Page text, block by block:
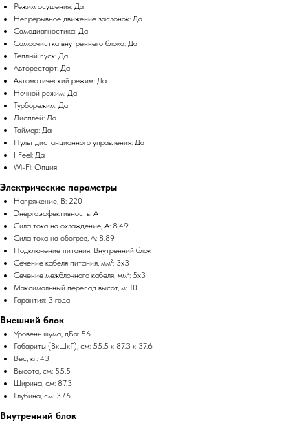
Режим осушения: Да
Непрерывное движение заслонок: Да
Самодиагностика: Да
Самоочистка внутреннего блока: Да
Теплый пуск: Да
Авторестарт: Да
Автоматический режим: Да
Ночной режим: Да
Турборежим: Да
Дисплей: Да
Таймер: Да
Пульт дистанционного управления: Да
I Feel: Да
Wi-Fi: Опция
Электрические параметры
Напряжение, В: 220
Энергоэффективность: A
Сила тока на охлаждение, А: 8.49
Сила тока на обогрев, А: 8.89
Подключение питания: Внутренний блок
Сечение кабеля питания, мм²: 3х3
Сечение межблочного кабеля, мм²: 5x3
Максимальный перепад высот, м: 10
Гарантия: 3 года
Внешний блок
Уровень шума, дБа: 56
Габариты (ВхШхГ), см: 55.5 x 87.3 x 37.6
Вес, кг: 43
Высота, см: 55.5
Ширина, см: 87.3
Глубина, см: 37.6
Внутренний блок